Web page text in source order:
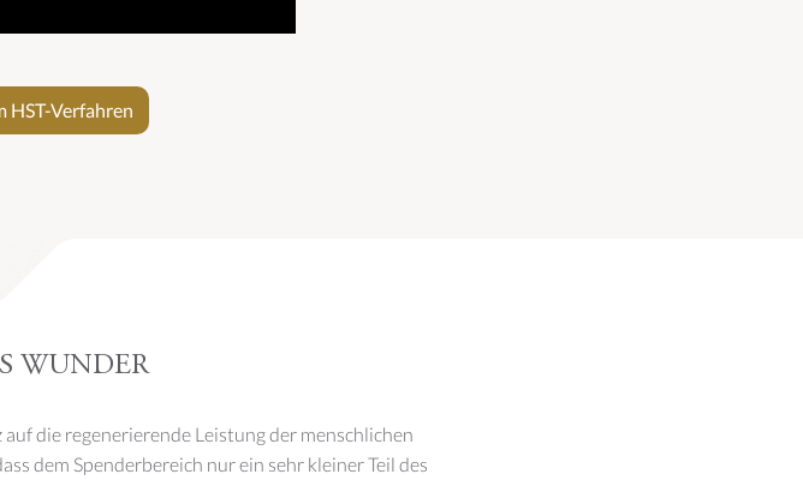
HST-Verfahren
WUNDER
die regenerierende Leistung der menschlichen
dem Spenderbereich nur ein sehr kleiner Teil des